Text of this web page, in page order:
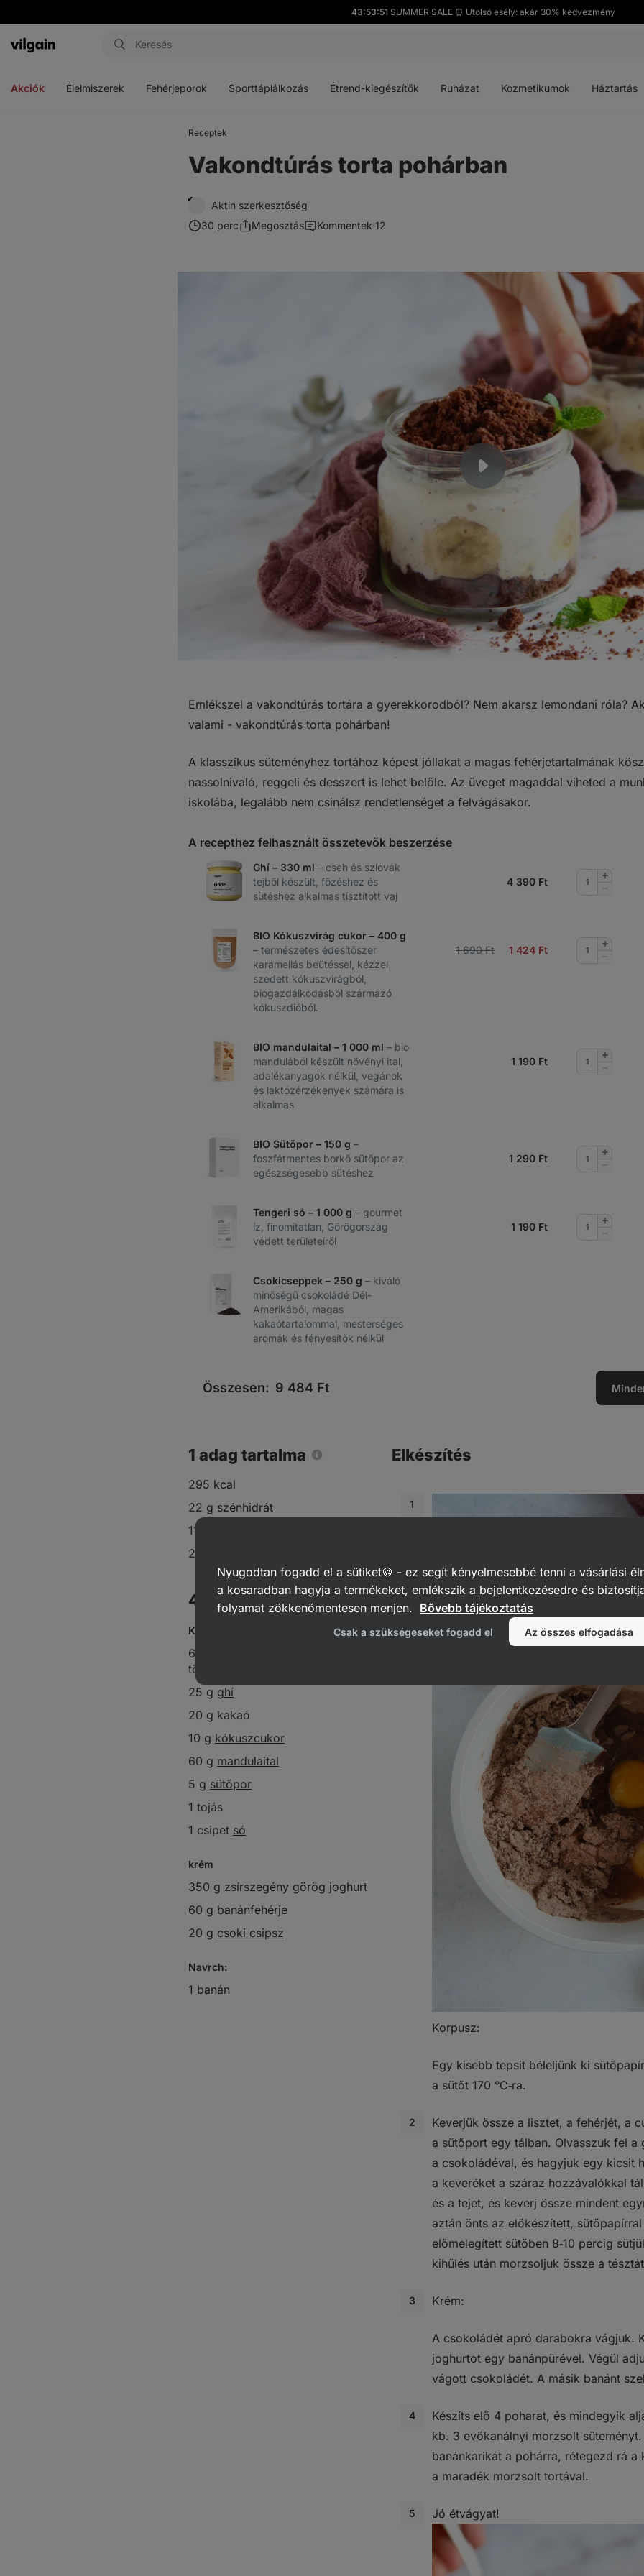
43:53:50 SUMMER SALE ⏰ Utolsó esély: akár 30% kedvezmény
Vilgain
Akciók Élelmiszerek Fehérjeporok Sporttáplálkozás Étrend-kiegészítők Ruházat Kozmetikumok Háztartás
Receptek
Vakondtúrás torta pohárban
Aktin szerkesztőség
30 perc
Megosztás Kommentek 12
Emlékszel a vakondtúrás tortára a gyerekkorodból? Nem akarsz lemondani róla?
valami - vakondtúrás torta pohárban!
A klasszikus süteményhez tortához képest jóllakat a magas fehérjetartalmának
nassolnivaló, reggeli és desszert is lehet belőle. Az üveget magaddal viheted a
iskolába, legalább nem csinálsz rendetlenséget a felvágásakor.
A recepthez felhasznált összetevők beszerzése
Ghí – 330 ml – cseh és szlovák
tejből készült, főzéshez és
sütéshez alkalmas tisztított vaj
4 390 Ft
Mennyiség
BIO Kókuszvirág cukor – 400 g
– természetes édesítőszer
karamellás beütéssel, kézzel
szedett kókuszvirágból,
biogazdálkodásból származó
kókuszdióból.
1 690 Ft 1 424 Ft
Mennyiség
BIO mandulaital – 1 000 ml – bio
mandulából készült növényi ital,
adalékanyagok nélkül, vegánok
és laktózérzékenyek számára is
alkalmas
1 190 Ft
Mennyiség
BIO Sütőpor – 150 g –
foszfátmentes borkő sütőpor az
egészségesebb sütéshez
1 290 Ft
Mennyiség
Tengeri só – 1 000 g – gourmet
íz, finomítatlan, Görögország
védett területeiről
1 190 Ft
Mennyiség
Csokicseppek – 250 g – kiváló
minőségű csokoládé Dél-
Amerikából, magas
kakaótartalommal, mesterséges
aromák és fényesítők nélkül
Összesen: 9 484 Ft
1 adag tartalma
295 kcal
22 g szénhidrát
11 g zsír
27 g fehérje
4 adag
Korpusz:
60 g teljes kiőrlésű
tönkölybúzaliszt
25 g ghí
20 g kakaó
10 g kókuszcukor
60 g mandulaital
5 g sütőpor
1 tojás
1 csipet só
krém
350 g zsírszegény görög joghurt
60 g banánfehérje
20 g csoki csipsz
Navrch:
1 banán
Elkészítés
Korpusz:
Egy kisebb tepsit béleljünk ki
a sütőt 170 °C‑ra.
Keverjük össze a lisztet, afehérjét, a
a sütőport egy tálban. Olvasszuk fel a
a csokoládéval, és hagyjuk egy kicsit
a keveréket a száraz hozzávalókkal
és a tejet, és keverj össze mindent
aztán önts az előkészített,
előmelegített sütőben 8‑10 percig
kihűlés után morzsoljuk össze a
Krém:
A csokoládét apró darabokra vágjuk.
joghurtot egy banánpürével. Végül
vágott csokoládét. A másik banánt
Készíts elő 4 poharat, és mindegyik
kb. 3 evőkanálnyi morzsolt süteményt.
banánkarikát a pohárra, rétegezd rá a
a maradék morzsolt tortával.
Jó étvágyat!
Nyugodtan fogadd el a sütiket🍪 - ez segít kényelmesebbé tenni a vásárlási
a kosaradban hagyja a termékeket, emlékszik a bejelentkezésedre és
folyamat zökkenőmentesen menjen. Bővebb tájékoztatás
Csak a szükségeseket fogadd el Az összes elfogadása